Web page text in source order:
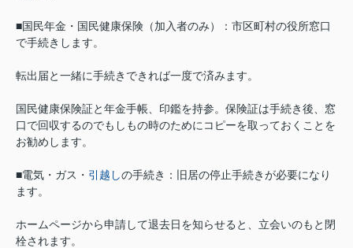
■国民年金・国民健康保険（加入者のみ）：市区町村の役所窓口
で手続きします。
転出届と一緒に手続きできれば一度で済みます。
国民健康保険証と年金手帳、印鑑を持参。保険証は手続き後、窓
口で回収するのでもしもの時のためにコピーを取っておくことを
お勧めします。
■電気・ガス・ 引越しの手続き：旧居の停止手続きが必要になり
ます。
ホームページから申請して退去日を知らせると、立会いのもと閉
栓されます。